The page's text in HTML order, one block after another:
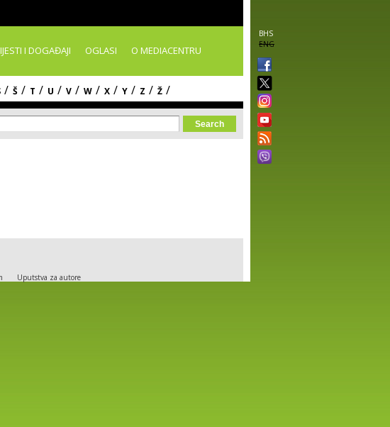
BHS
ENG
I DOGAĐAJI OGLASI O MEDIACENTRU
/ Š / T / U / V / W / X / Y / Z / Ž /
form
Uputstva za autore